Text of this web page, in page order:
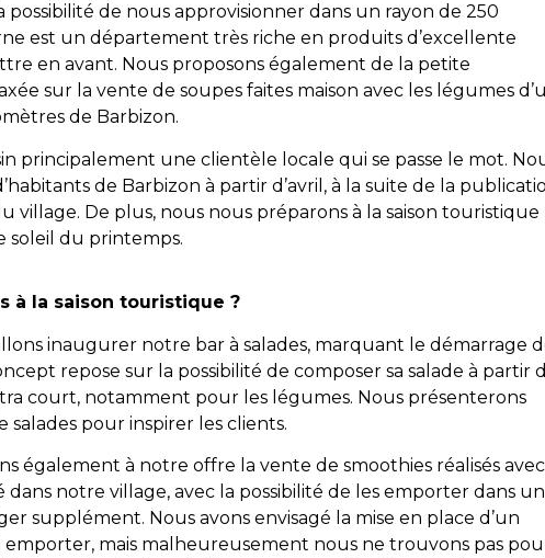
possibilité de nous approvisionner dans un rayon de 250
est un département très riche en produits d’excellente
en avant. Nous proposons également de la petite
sur la vente de soupes faites maison avec les légumes
de Barbizon.
principalement une clientèle locale qui se passe le mot.
de Barbizon à partir d’avril, à la suite de la
village. De plus, nous nous préparons à la saison touristique
soleil du printemps.
à la saison touristique ?
inaugurer notre bar à salades, marquant le démarrage
repose sur la possibilité de composer sa salade à partir
court, notamment pour les légumes. Nous présenterons
pour inspirer les clients.
également à notre offre la vente de smoothies réalisés avec
notre village, avec la possibilité de les emporter dans un
supplément. Nous avons envisagé la mise en place d’un
emporter, mais malheureusement nous ne trouvons pas